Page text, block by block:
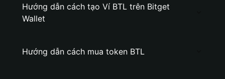
Hướng dẫn cách tạo Ví BTL trên Bitget
Wallet
Hướng dẫn cách mua token BTL